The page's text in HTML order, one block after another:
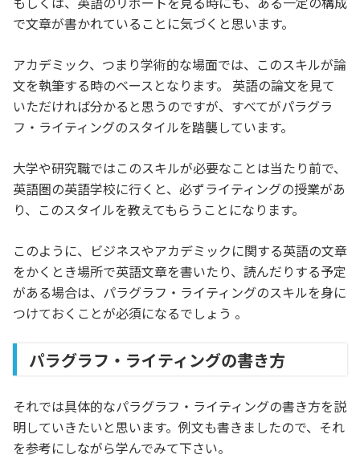
で文章が書かれていることに気づくと思います。
アカデミック、つまり学術的な場面では、このスキルが論
文を執筆する時のベースとなります。 英語の論文を見て
いただければ分かると思うのですが、すべてがパラグラ
フ・ライティングのスタイルを踏襲しています。
大学や研究職ではこのスキルが必要なことは当たり前で、
英語圏の英語学校に行くと、必ずライティングの授業があ
り、このスタイルを教えてもらうことになります。
このように、ビジネスやアカデミックに関する英語の文章
をかくとき場所で英語文章を書いたり、読んだりする予定
がある場合は、パラグラフ・ライティングのスキルを身に
つけておくことが必須になるでしょう 。
パラグラフ・ライティングの書き方
それでは具体的なパラグラフ・ライティングの書き方を説
明していきたいと思います。例文も書きましたので、それ
を参考にしながら学んでみて下さい。